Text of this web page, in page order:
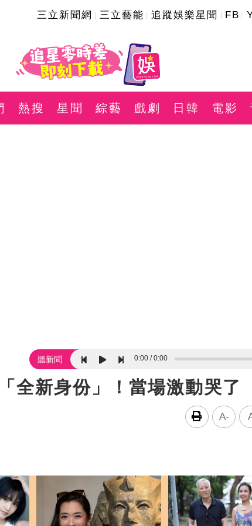
三立新聞網 三立藝能 追蹤娛樂星聞 FB
熱搜 星聞 綜藝 戲劇 日韓 電影
聽新聞 0:00 0:00
新身份」！當場激動哭了
A-